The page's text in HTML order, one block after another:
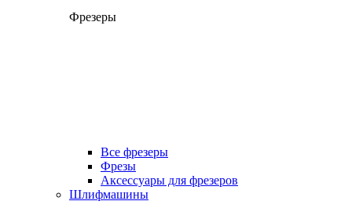
Фрезеры
Все фрезеры
Фрезы
Аксессуары для фрезеров
Шлифмашины